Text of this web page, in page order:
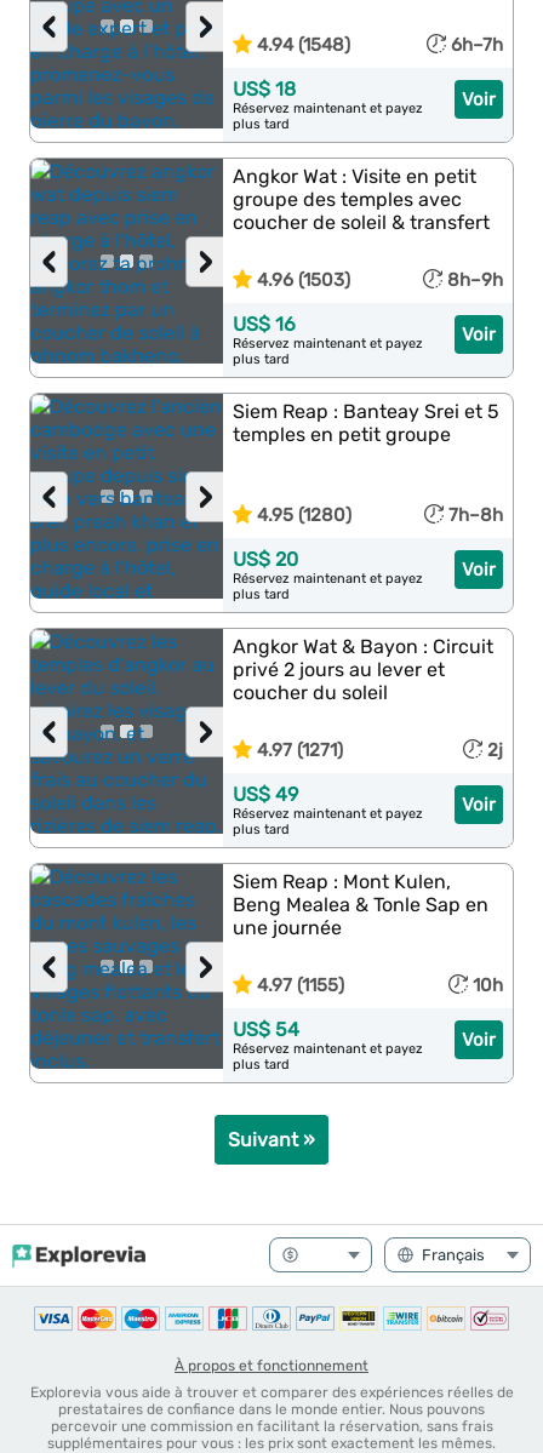
›
‹ 4.94 (1548) 6h–7h
Voir
US$ 18
Réservez maintenant et payez
plus tard
›
‹
Angkor Wat : Visite en petit
groupe des temples avec
coucher de soleil & transfert
4.96 (1503) 8h–9h
Voir
US$ 16
Réservez maintenant et payez
plus tard
›
‹
Siem Reap : Banteay Srei et 5
temples en petit groupe
4.95 (1280) 7h–8h
Voir
US$ 20
Réservez maintenant et payez
plus tard
›
‹
Angkor Wat & Bayon : Circuit
privé 2 jours au lever et
coucher du soleil
4.97 (1271) 2j
Voir
US$ 49
Réservez maintenant et payez
plus tard
›
‹
Siem Reap : Mont Kulen,
Beng Mealea & Tonle Sap en
une journée
4.97 (1155) 10h
Voir
US$ 54
Réservez maintenant et payez
plus tard
Suivant »
À propos et fonctionnement
Explorevia vous aide à trouver et comparer des expériences réelles de
prestataires de confiance dans le monde entier. Nous pouvons
percevoir une commission en facilitant la réservation, sans frais
supplémentaires pour vous : les prix sont exactement les mêmes.